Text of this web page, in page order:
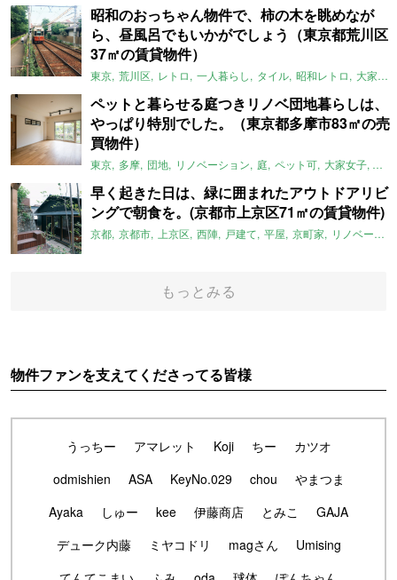
昭和のおっちゃん物件で、柿の木を眺めなが
ら、昼風呂でもいかがでしょう（東京都荒川区
37㎡の賃貸物件）
東京 荒川区 レトロ 一人暮らし タイル 昭和レトロ 大家女子
ペットと暮らせる庭つきリノベ団地暮らしは、
やっぱり特別でした。（東京都多摩市83㎡の売
買物件）
東京 多摩 団地 リノベーション 庭 ペット可 大家女子 団
早く起きた日は、緑に囲まれたアウトドアリビ
ングで朝食を。(京都市上京区71㎡の賃貸物件)
京都 京都市 上京区 西陣 戸建て 平屋 京町家 リノベーション
もっとみる
物件ファンを支えてくださってる皆様
うっちー アマレット Koji ちー
カツオ
odmishien
ASA KeyNo.029 chou
やまつま
Ayaka
しゅー kee 伊藤商店 とみこ
GAJA
デューク内藤
ミヤコドリ magさん
Umising